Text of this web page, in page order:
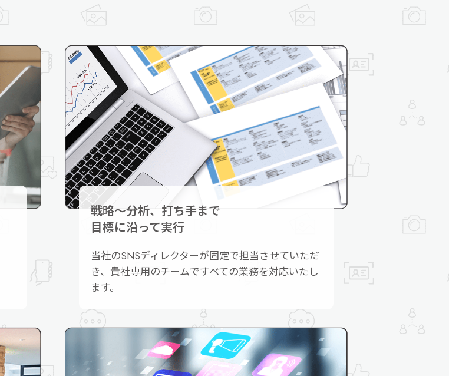
戦略～分析、打ち手まで
目標に沿って実行
当社のSNSディレクターが固定で担当させていただ
き、貴社専用のチームですべての業務を対応いたし
ます。